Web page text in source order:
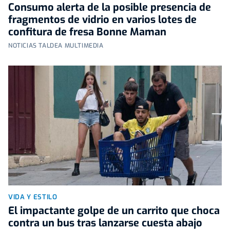
Consumo alerta de la posible presencia de
fragmentos de vidrio en varios lotes de
confitura de fresa Bonne Maman
NOTICIAS TALDEA MULTIMEDIA
VIDA Y ESTILO
El impactante golpe de un carrito que choca
contra un bus tras lanzarse cuesta abajo